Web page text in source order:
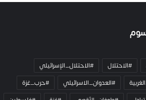
#الاحتلال
#الاحتلال_الإسرائيلي
#العدوان_الاسرائيلي
#حرب_غزة